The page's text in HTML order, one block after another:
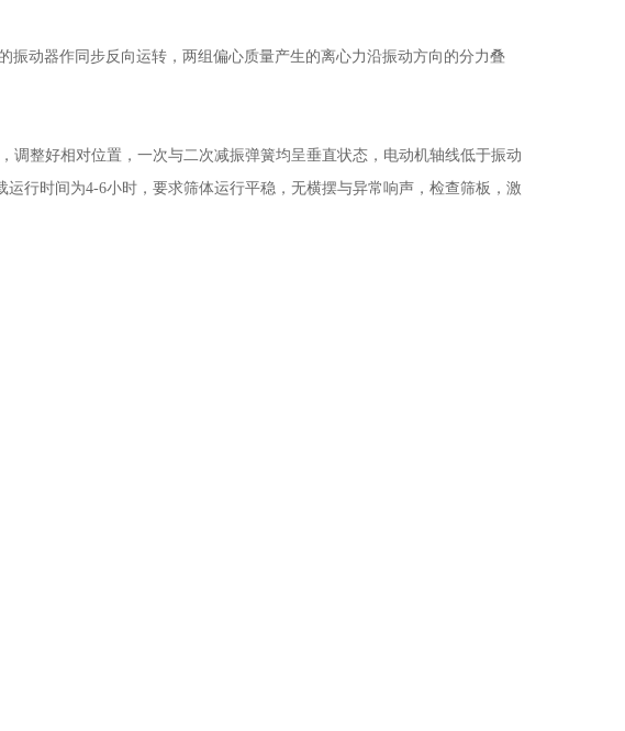
动器作同步反向运转，两组偏心质量产生的离心力沿振动方向的分力叠
整好相对位置，一次与二次减振弹簧均呈垂直状态，电动机轴线低于振动
行时间为4-6小时，要求筛体运行平稳，无横摆与异常响声，检查筛板，激